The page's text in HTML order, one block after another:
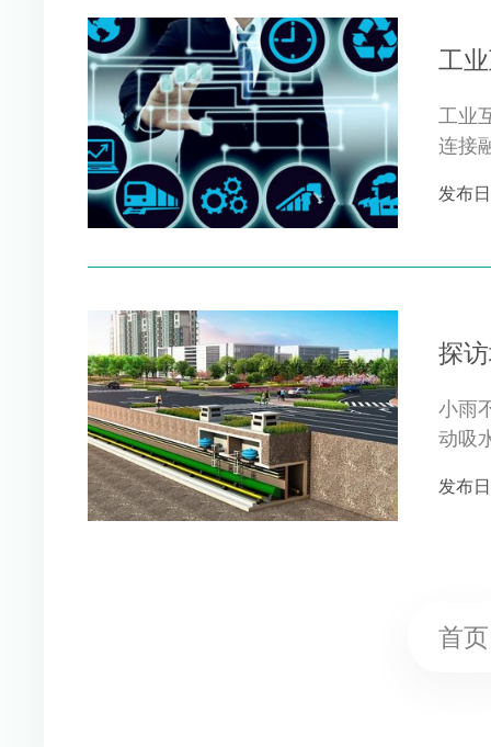
工
工业
连接
发布
探
小雨
动吸
发布
首页